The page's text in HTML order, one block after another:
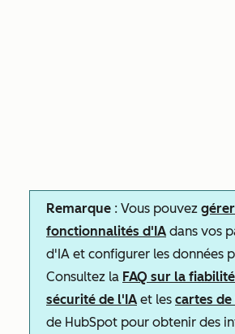
Remarque : Vous pouvez
fonctionnalités d'IA dans vos
d'IA et configurer les données
Consultez la FAQ sur la
sécurité de l'IA et les cartes
de HubSpot pour obtenir des